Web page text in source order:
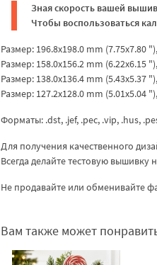
Зная скорость вашей
Чтобы воспользоваться
Размер: 196.8x198.0 mm (7.75x7.80 "),
Размер: 158.0x156.2 mm (6.22x6.15 "),
Размер: 138.0x136.4 mm (5.43x5.37 "),
Размер: 127.2x128.0 mm (5.01x5.04 "),
Форматы: .dst, .jef, .pec, .vip, .hus,
Для получения качественного
Всегда делайте тестовую вышивку
Не продавайте или обменивайте
Вам также может